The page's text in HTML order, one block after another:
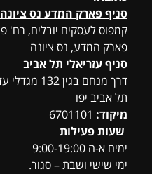
סניף פארק המדע נס ציונה
פארק המדע, נס ציונה
סניף עזריאלי תל אביב
תל אביב יפו
מיקוד:
שעות פעילות
ימים א-ה 9:00-19:00
ימי שישי ושבת – סגור.